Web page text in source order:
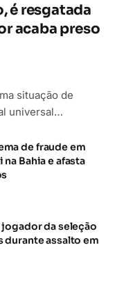
é resgatada
acaba preso
situação de
universal…
de fraude em
Bahia e afasta
da seleção
durante assalto em